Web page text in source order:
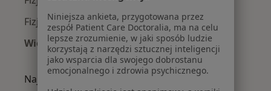
Fizjoterapeuci Psie Pole
Więcej (3)
Więcej w kategorii: Fizjoterapeuci w pobliżu
Najczęście leczone choroby
Niniejsza ankieta, przygotowana przez
zespół Patient Care Doctoralia, ma na celu
lepsze zrozumienie, w jaki sposób ludzie
korzystają z narzędzi sztucznej inteligencji
jako wsparcia dla swojego dobrostanu
emocjonalnego i zdrowia psychicznego.